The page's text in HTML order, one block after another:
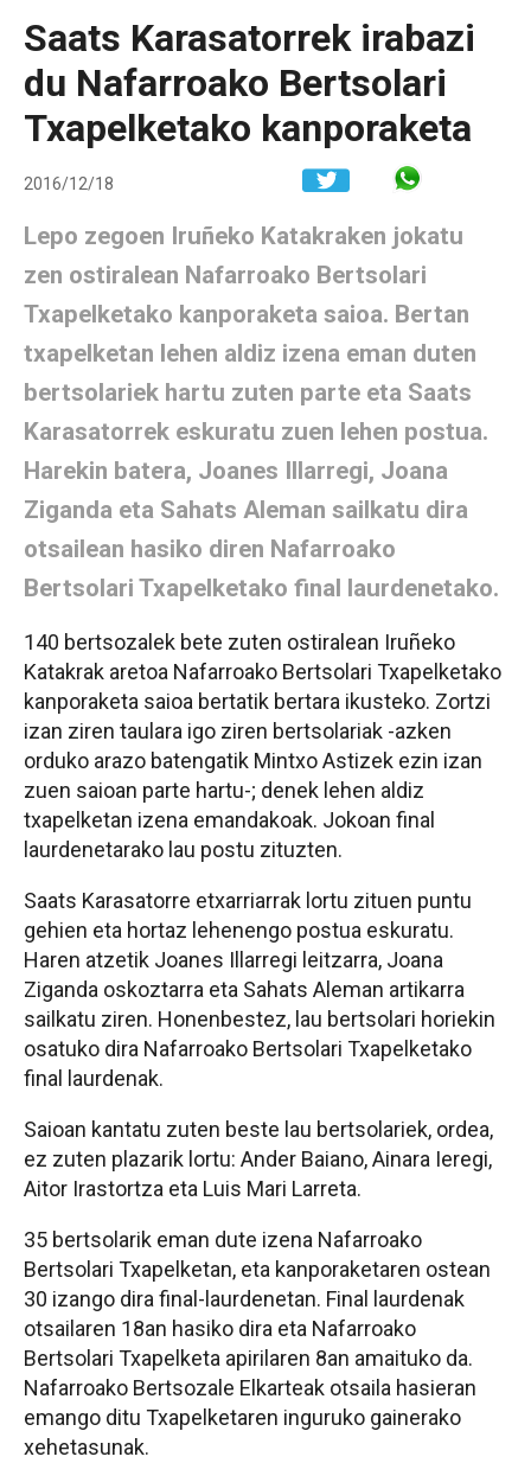
Saats Karasatorrek irabazi
du Nafarroako Bertsolari
Txapelketako kanporaketa
2016/12/18
Lepo zegoen Iruñeko Katakraken jokatu
zen ostiralean Nafarroako Bertsolari
Txapelketako kanporaketa saioa. Bertan
txapelketan lehen aldiz izena eman duten
bertsolariek hartu zuten parte eta Saats
Karasatorrek eskuratu zuen lehen postua.
Harekin batera, Joanes Illarregi, Joana
Ziganda eta Sahats Aleman sailkatu dira
otsailean hasiko diren Nafarroako
Bertsolari Txapelketako final laurdenetako.
140 bertsozalek bete zuten ostiralean Iruñeko
Katakrak aretoa Nafarroako Bertsolari Txapelketako
kanporaketa saioa bertatik bertara ikusteko. Zortzi
izan ziren taulara igo ziren bertsolariak -azken
orduko arazo batengatik Mintxo Astizek ezin izan
zuen saioan parte hartu-; denek lehen aldiz
txapelketan izena emandakoak. Jokoan final
laurdenetarako lau postu zituzten.
Saats Karasatorre etxarriarrak lortu zituen puntu
gehien eta hortaz lehenengo postua eskuratu.
Haren atzetik Joanes Illarregi leitzarra, Joana
Ziganda oskoztarra eta Sahats Aleman artikarra
sailkatu ziren. Honenbestez, lau bertsolari horiekin
osatuko dira Nafarroako Bertsolari Txapelketako
final laurdenak.
Saioan kantatu zuten beste lau bertsolariek, ordea,
ez zuten plazarik lortu: Ander Baiano, Ainara Ieregi,
Aitor Irastortza eta Luis Mari Larreta.
35 bertsolarik eman dute izena Nafarroako
Bertsolari Txapelketan, eta kanporaketaren ostean
30 izango dira final-laurdenetan. Final laurdenak
otsailaren 18an hasiko dira eta Nafarroako
Bertsolari Txapelketa apirilaren 8an amaituko da.
Nafarroako Bertsozale Elkarteak otsaila hasieran
emango ditu Txapelketaren inguruko gainerako
xehetasunak.